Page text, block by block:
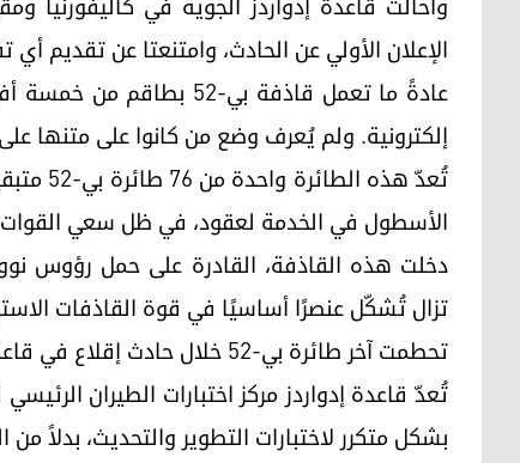
الإعلان الأولي عن الحادث، وامتنعتا عن تقديم
عادةً ما تعمل قاذفة بي-
إلكترونية. ولم يُعرف وضع من كانوا على متنها
تُعدّ
الأسطول في الخدمة لعقود، في ظل سعي
دخلت هذه القاذفة، القادرة على حمل رؤوس
تزال تُشكّل عنصرًا أساسيًا في قوة القاذفات
تحطمت آخر طائرة بي-52 خلال حادث إقلاع في قاعدة أندرسن الجوية في غوام عام 2016.
بشكل متكرر لاختبارات التطوير والتحديث، بدلاً من